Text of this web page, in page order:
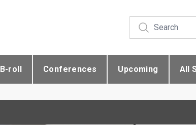
B-roll Conferences Upcoming All